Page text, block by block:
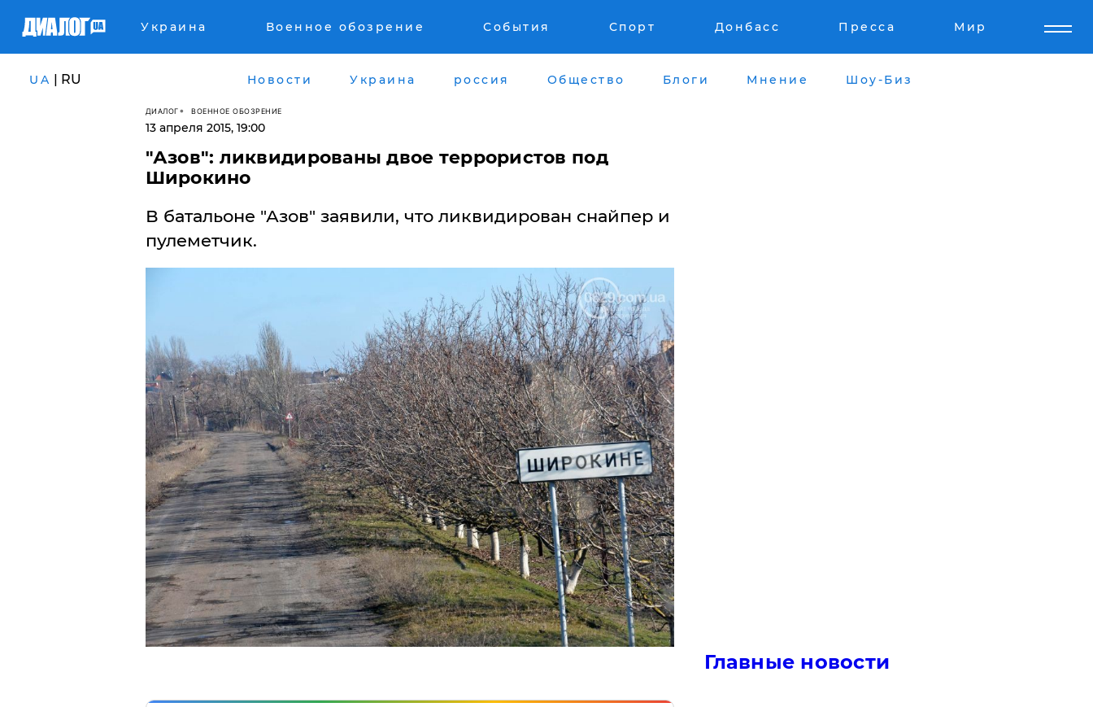
Украина Военное обозрение События Спорт Донбасс Пресса Мир
UA | RU Новости Украина россия Общество Блоги Мнение Шоу-Биз
ДИАЛОГ ВОЕННОЕ ОБОЗРЕНИЕ
13 апреля 2015, 19:00
"Азов": ликвидированы двое террористов под
Широкино
В батальоне "Азов" заявили, что ликвидирован снайпер и
пулеметчик.
Главные новости